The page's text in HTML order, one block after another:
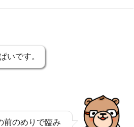
いです。
前のめりで臨み